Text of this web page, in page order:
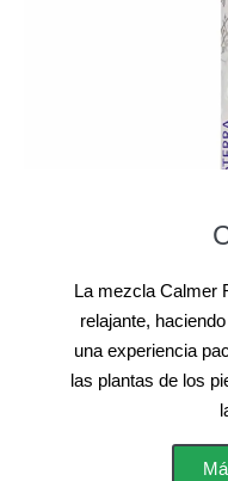
La mezcla Calmer
relajante,
una experiencia
las plantas de los